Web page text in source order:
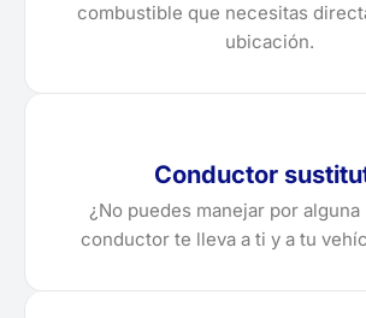
combustible que necesitas
ubicación.
Conductor
¿No puedes manejar por alguna
conductor te lleva a ti y a tu